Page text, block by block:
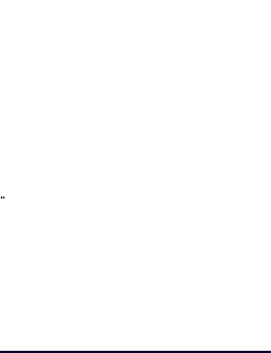
MY NUTRITION (300 GR)